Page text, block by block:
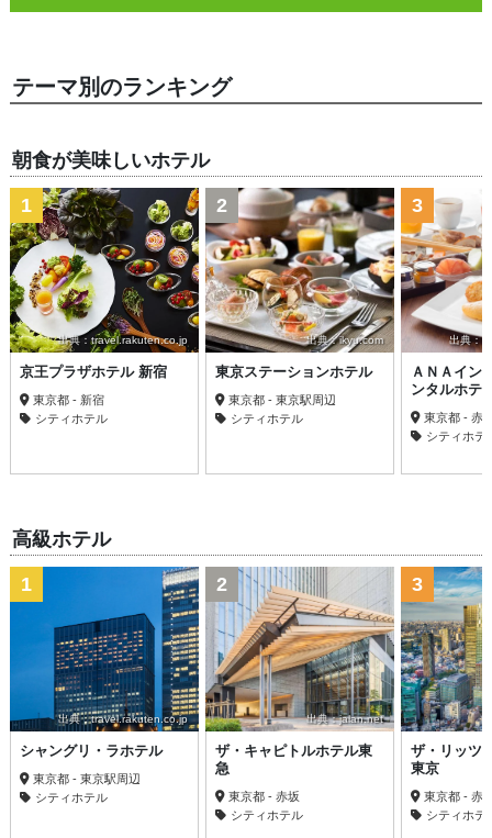
テーマ別のランキング
朝食が美味しいホテル
出典：travel.rakuten.co.jp
1
京王プラザホテル 新宿
東京都 - 新宿
シティホテル
出典：ikyu.com
2
東京ステーションホテル
東京都 - 東京駅周辺
シティホテル
出典：
3
ＡＮＡイン
ンタルホテ
東京都 - 赤
シティホテ
高級ホテル
出典：travel.rakuten.co.jp
1
シャングリ・ラホテル
東京都 - 東京駅周辺
シティホテル
出典：jalan.net
2
ザ・キャピトルホテル東
急
東京都 - 赤坂
シティホテル
3
ザ・リッツ
東京
東京都 - 赤
シティホテ